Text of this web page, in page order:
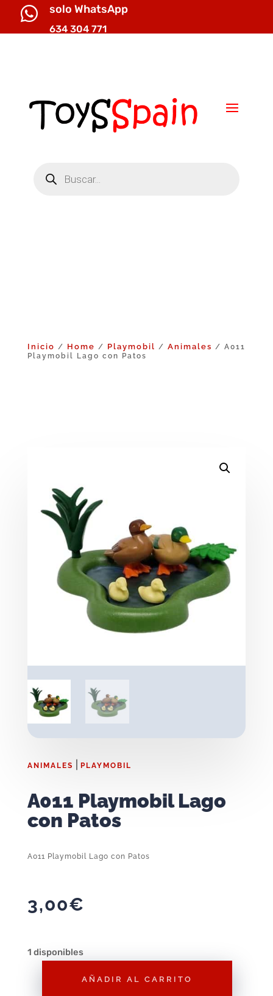
 solo WhatsApp
634 304 771
productos
Inicio / Home / Playmobil / Animales / A011
Playmobil Lago con Patos
ANIMALES PLAYMOBIL
A011 Playmobil Lago
con Patos
A011 Playmobil Lago con Patos
3,00€
1 disponibles
AÑADIR AL CARRITO